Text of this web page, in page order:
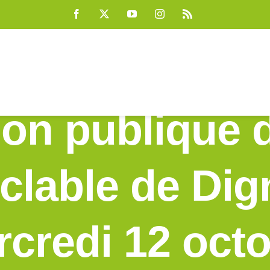
Facebook YouTubeInstagram
publique
de
12